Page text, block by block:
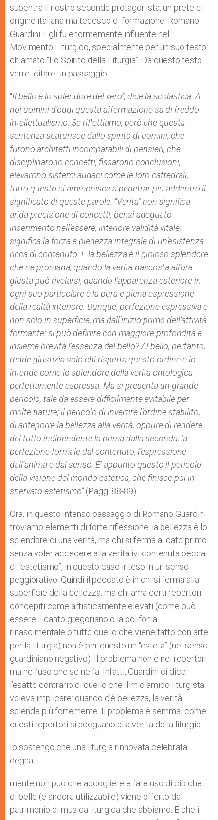
subentra il nostro secondo protagonista, un prete di
origine italiana ma tedesco di formazione: Romano
Guardini. Egli fu enormemente influente nel
Movimento Liturgico, specialmente per un suo testo
chiamato “Lo Spirito della Liturgia”. Da questo testo
vorrei citare un passaggio:
“Il bello è lo splendore del vero”, dice la scolastica. A
noi uomini d’oggi questa affermazione sa di freddo
intellettualismo. Se riflettiamo, però che questa
sentenza scaturisce dallo spirito di uomini, che
furono architetti incomparabili di pensieri, che
disciplinarono concetti, fissarono conclusioni,
elevarono sistemi audaci come le loro cattedrali,
tutto questo ci ammonisce a penetrar più addentro il
significato di queste parole. “Verità” non significa
arida precisione di concetti, bensì adeguato
inserimento nell’essere, interiore validità vitale;
significa la forza e pienezza integrale di un’esistenza
ricca di contenuto. E la bellezza è il gioioso splendore
che ne promana, quando la verità nascosta all’ora
giusta può rivelarsi, quando l’apparenza esteriore in
ogni suo particolare è la pura e piena espressione
della realtà interiore. Dunque, perfezione espressiva e
non solo in superficie, ma dall’inizio primo dell’attività
formante: si può definire con maggiore profondità e
insieme brevità l’essenza del bello? Al bello, pertanto,
rende giustizia solo chi rispetta questo ordine e lo
intende come lo splendore della verità ontologica
perfettamente espressa. Ma si presenta un grande
pericolo, tale da essere difficilmente evitabile per
molte nature; il pericolo di invertire l’ordine stabilito,
di anteporre la bellezza alla verità, oppure di rendere
del tutto indipendente la prima dalla seconda; la
perfezione formale dal contenuto, l’espressione
dall’anima e dal senso. E’ appunto questo il pericolo
della visione del mondo estetica, che finisce poi in
snervato estetismo”(Pagg. 88-89).
Ora, in questo intenso passaggio di Romano Guardini
troviamo elementi di forte riflessione: la bellezza è lo
splendore di una verità, ma chi si ferma al dato primo
senza voler accedere alla verità ivi contenuta pecca
di “estetismo”, in questo caso inteso in un senso
peggiorativo. Quindi il peccato è in chi si ferma alla
superficie della bellezza: ma chi ama certi repertori
concepiti come artisticamente elevati (come può
essere il canto gregoriano o la polifonia
rinascimentale o tutto quello che viene fatto con arte
per la liturgia) non è per questo un “esteta” (nel senso
guardiniano negativo). Il problema non è nei repertori
ma nell’uso che se ne fa. Infatti, Guardini ci dice
l’esatto contrario di quello che il mio amico liturgista
voleva implicare: quando c’è bellezza, la verità
splende più fortemente. Il problema è semmai come
questi repertori si adeguano alla verità della liturgia.
Io sostengo che una liturgia rinnovata celebrata
degna
mente non può che accogliere e fare uso di ciò che
di bello (e ancora utilizzabile) viene offerto dal
patrimonio di musica liturgica che abbiamo. E che i